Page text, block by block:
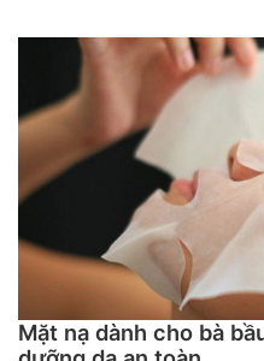
Mặt nạ dành cho bà